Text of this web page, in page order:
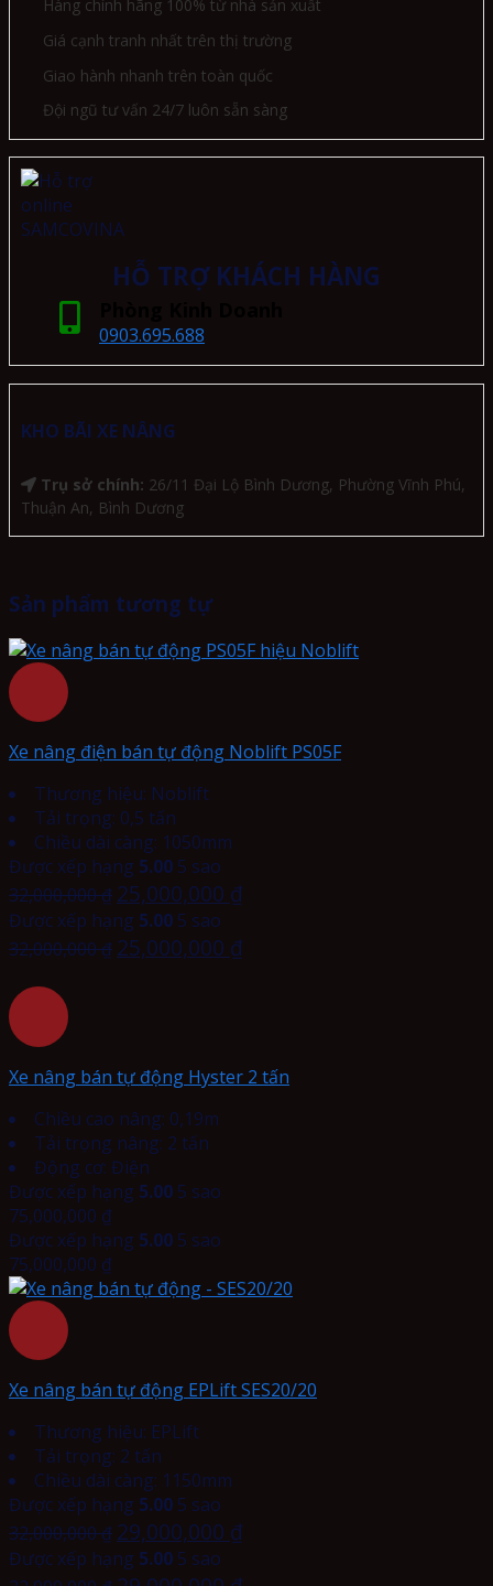
Hàng chính hãng 100% từ nhà sản xuất
Giá cạnh tranh nhất trên thị trường
Giao hành nhanh trên toàn quốc
Đội ngũ tư vấn 24/7 luôn sẵn sàng
HỖ TRỢ KHÁCH HÀNG
0903.695.688
KHO BÃI XE NÂNG
Trụ sở chính: 26/11 Đại Lộ Bình Dương, Phường Vĩnh Phú,
Thuận An, Bình Dương
Sản phẩm tương tự
Xe nâng điện bán tự động Noblift PS05F
Thương hiệu: Noblift
Tải trọng: 0,5 tấn
Chiều dài càng: 1050mm
Được xếp hạng 5.00 5 sao
32,000,000₫ 25,000,000 ₫
Được xếp hạng 5.00 5 sao
32,000,000₫ 25,000,000 ₫
Xe nâng bán tự động Hyster 2 tấn
Chiều cao nâng: 0,19m
Tải trọng nâng: 2 tấn
Động cơ: Điện
Được xếp hạng 5.00 5 sao
75,000,000 ₫
Được xếp hạng 5.00 5 sao
75,000,000 ₫
Xe nâng bán tự động EPLift SES20/20
Thương hiệu: EPLift
Tải trọng: 2 tấn
Chiều dài càng: 1150mm
Được xếp hạng 5.00 5 sao
32,000,000₫ 29,000,000 ₫
Được xếp hạng 5.00 5 sao